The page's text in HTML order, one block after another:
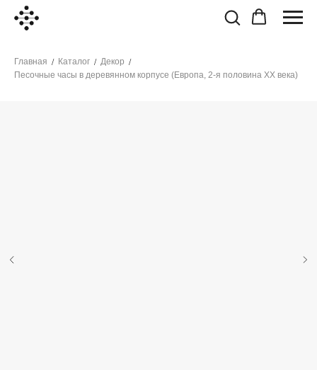
Главная / Каталог / Декор /
Песочные часы в деревянном корпусе (Европа, 2-я половина XX века)